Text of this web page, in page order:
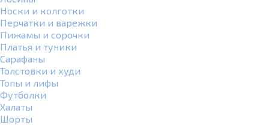
Носки и колготки
Перчатки и варежки
Пижамы и сорочки
Платья и туники
Сарафаны
Толстовки и худи
Топы и лифы
Футболки
Халаты
Шорты